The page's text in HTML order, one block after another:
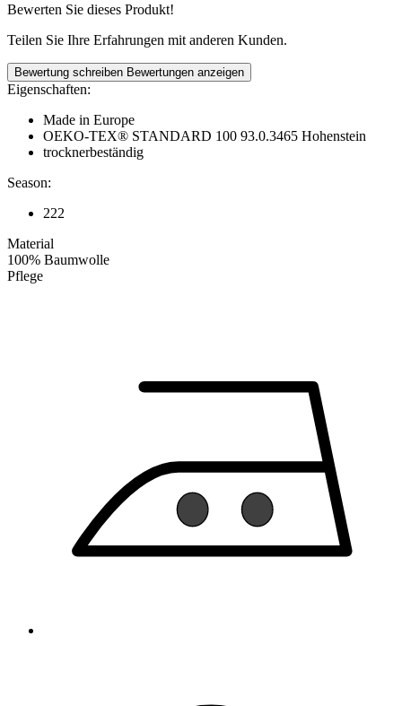
Bewerten Sie dieses Produkt!
Teilen Sie Ihre Erfahrungen mit anderen Kunden.
Bewertung schreiben Bewertungen anzeigen
Eigenschaften:
Made in Europe
OEKO-TEX® STANDARD 100 93.0.3465 Hohenstein
trocknerbeständig
Season:
222
Material
100% Baumwolle
Pflege